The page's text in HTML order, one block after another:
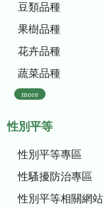
豆類品種
果樹品種
花卉品種
蔬菜品種
more
性別平等
性別平等專區
性騷擾防治專區
性別平等相關網站